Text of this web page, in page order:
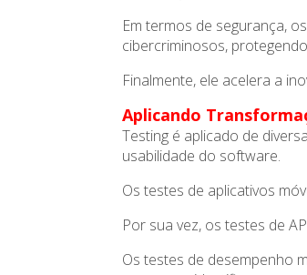
Em termos de segurança,
cibercriminosos,
Finalmente, ele acelera a
Aplicando
Testing é aplicado de
usabilidade do software.
Os testes de aplicativos
Por sua vez, os testes de
Os testes de desempenho